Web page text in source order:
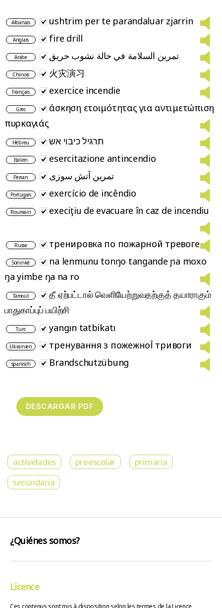
Albanais ushtrim per te parandaluar zjarrin
Anglais fire drill
Arabe تمرين السلامة في حالة نشوب حريق
Chinois 火灾演习
Français exercice incendie
Grec
άσκηση ετοιμότητας για αντιμετώπιση
πυρκαγιάς
Hébreu תרגיל כיבוי אש
Italien esercitazione antincendio
Persan تمرین آتش سوزی
Portugais exercício de incêndio
Roumain execiţiu de evacuare în caz de incendiu
Russe тренировка по пожарной тревоге
Soninké
na lenmunu tonŋo tangande ɲa moxo
ŋa yimbe ŋa na ro
Tamoul
தீ ஏற்பட்டால் வெளியேற்றுவதற்குத் தயாராகும்
பாதுகாப்புப் பயிற்சி
Turc yangın tatbikatı
Ukrainien тренування з пожежнoЇ тривоги
spanisch Brandschutzübung
actividades preescolar
primaria
secundaria
¿Quiénes somos?
Licence
Ces contenus sont mis à disposition selon les termes de la Licence